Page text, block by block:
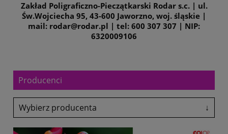
Zakład Poligraficzno-Pieczątkarski Rodar s.c. | ul.
Św.Wojciecha 95, 43-600 Jaworzno, woj. śląskie |
mail: rodar@rodar.pl | tel: 600 307 307 | NIP:
6320009106
Producenci
Wybierz producenta ↓